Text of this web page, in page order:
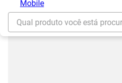
Qual produto você está